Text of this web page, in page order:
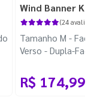
Wind Banner
(24
Tamanho M -
Verso - Dupla-
R$ 174,99